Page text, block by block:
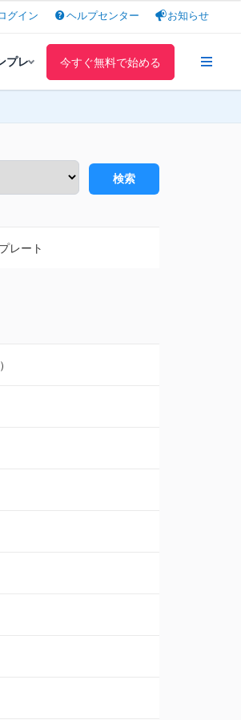
グイン ヘルプセンター お知らせ
プレ 今すぐ無料で始める
検索
レート
書類